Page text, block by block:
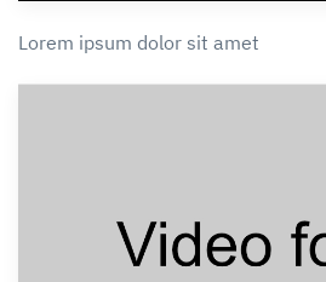
Lorem ipsum dolor sit amet